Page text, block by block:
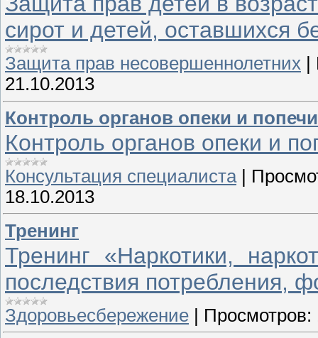
сирот и детей, оставшихся
Защита прав несовершеннолетних
21.10.2013
Контроль органов опеки и
Контроль органов опеки и
Консультация специалиста|
18.10.2013
Тренинг
Тренинг «Наркотики,
последствия потребления,
Здоровьесбережение | Просмотров: